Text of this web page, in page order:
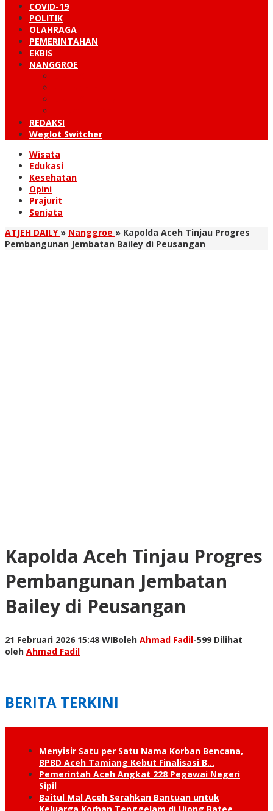
COVID-19
POLITIK
OLAHRAGA
PEMERINTAHAN
EKBIS
NANGGROE
REDAKSI
Weglot Switcher
Wisata
Edukasi
Kesehatan
Opini
Prajurit
Senjata
ATJEH DAILY » Nanggroe » Kapolda Aceh Tinjau Progres
Pembangunan Jembatan Bailey di Peusangan
Kapolda Aceh Tinjau Progres
Pembangunan Jembatan
Bailey di Peusangan
21 Februari 2026 15:48 WIBoleh Ahmad Fadil-599 Dilihat
oleh Ahmad Fadil
BERITA TERKINI
Menyisir Satu per Satu Nama Korban Bencana,
BPBD Aceh Tamiang Kebut Finalisasi B…
Pemerintah Aceh Angkat 228 Pegawai Negeri
Sipil
Baitul Mal Aceh Serahkan Bantuan untuk